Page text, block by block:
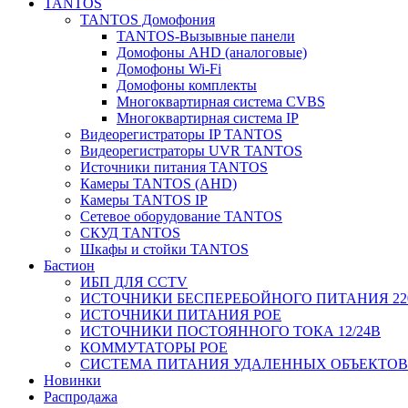
TANTOS
TANTOS Домофония
TANTOS-Вызывные панели
Домофоны AHD (аналоговые)
Домофоны Wi-Fi
Домофоны комплекты
Многоквартирная система CVBS
Многоквартирная система IP
Видеорегистраторы IP TANTOS
Видеорегистраторы UVR TANTOS
Источники питания TANTOS
Камеры TANTOS (AHD)
Камеры TANTOS IP
Сетевое оборудование TANTOS
СКУД TANTOS
Шкафы и стойки TANTOS
Бастион
ИБП ДЛЯ CCTV
ИСТОЧНИКИ БЕСПЕРЕБОЙНОГО ПИТАНИЯ
ИСТОЧНИКИ ПИТАНИЯ POE
ИСТОЧНИКИ ПОСТОЯННОГО ТОКА 12/24В
КОММУТАТОРЫ POE
СИСТЕМА ПИТАНИЯ УДАЛЕННЫХ ОБЪЕКТОВ
Новинки
Распродажа